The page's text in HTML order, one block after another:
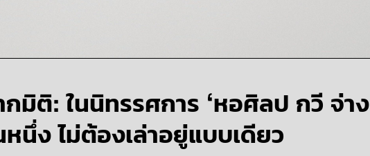
มิติ: ในนิทรรศการ ‘หอศิลป กวี จ่าง
นึ่ง ไม่ต้องเล่าอยู่แบบเดียว